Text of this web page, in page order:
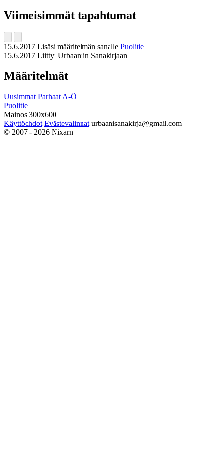
Viimeisimmät tapahtumat
15.6.2017 Lisäsi määritelmän sanalle Puolitie
15.6.2017 Liittyi Urbaaniin Sanakirjaan
Määritelmät
Uusimmat Parhaat A-Ö
Puolitie
Mainos 300x600
Käyttöehdot Evästevalinnat urbaanisanakirja@gmail.com
© 2007 - 2026 Nixarn